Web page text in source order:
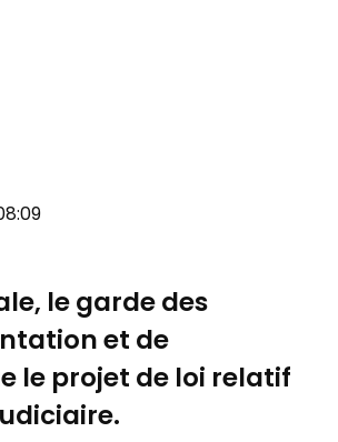
le garde des
et de
le projet de loi relatif